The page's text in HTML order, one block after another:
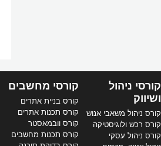
קורסי ניהול
ושיווק
קורס ניהול משאבי אנוש
קורס רכש ולוגיסטיקה
קורס ניהול עסקי
קורסי מחשבים
קורס בניית אתרים
קורס תכנות אתרים
קורס וובמאסטר
קורס תכנות מחשבים